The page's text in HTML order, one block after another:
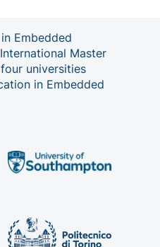
Embedded
Master
universities
in Embedded